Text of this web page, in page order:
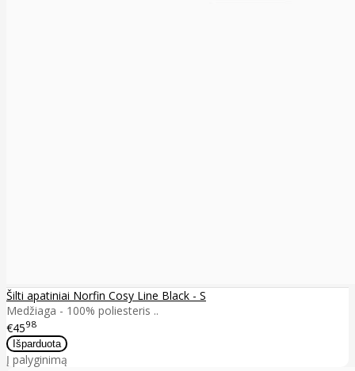
Šilti apatiniai Norfin Cosy Line Black - S
Medžiaga - 100% poliesteris ..
€4598
Į palyginimą